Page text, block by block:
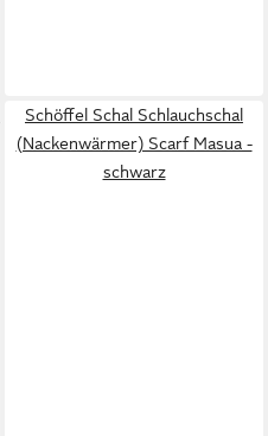
Schöffel Schal Schlauchschal
(Nackenwärmer) Scarf Masua -
schwarz